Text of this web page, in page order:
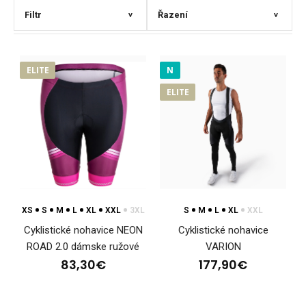
Filtr > Řazení >
ELITE
XS S M L XL XXL 3XL
Cyklistické nohavice NEON
ROAD 2.0 dámske ružové
83,30€
N
ELITE
S M L XL XXL
Cyklistické nohavice
VARION
177,90€